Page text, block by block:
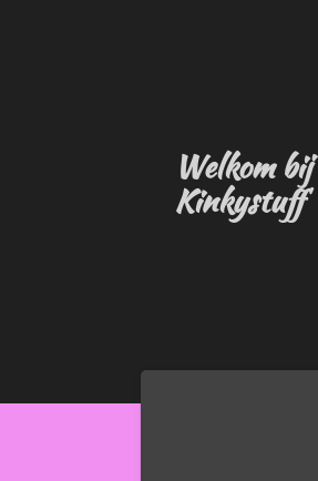
Welkom bij
Kinkystuff